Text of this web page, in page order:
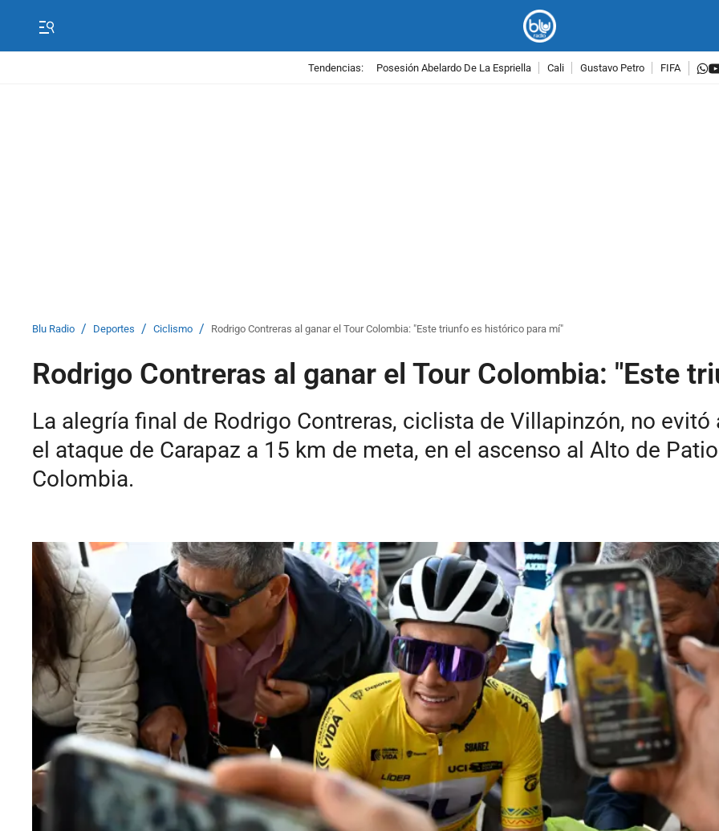
Tendencias: Posesión Abelardo De La Espriella Cali Gustavo Petro FIFA
Blu Radio / Deportes / Ciclismo / Rodrigo Contreras al ganar el Tour Colombia: "Este triunfo es histórico para mí"
Rodrigo Contreras al ganar el Tour Colombia: "Este
La alegría final de Rodrigo Contreras, ciclista de Villapinzón, no
el ataque de Carapaz a 15 km de meta, en el ascenso al Alto de
Colombia.